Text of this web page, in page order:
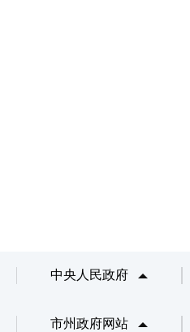
中央人民政府
市州政府网站